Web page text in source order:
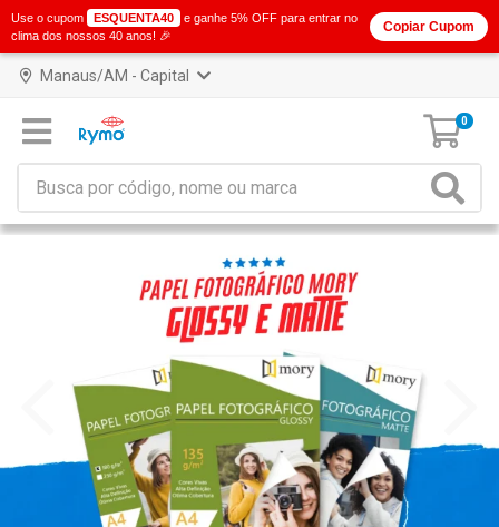
Manaus/AM - Capital
0
Use o cupom ESQUENTA40
e ganhe 5% OFF para entrar no
clima dos nossos 40 anos! 🎉
Copiar Cupom